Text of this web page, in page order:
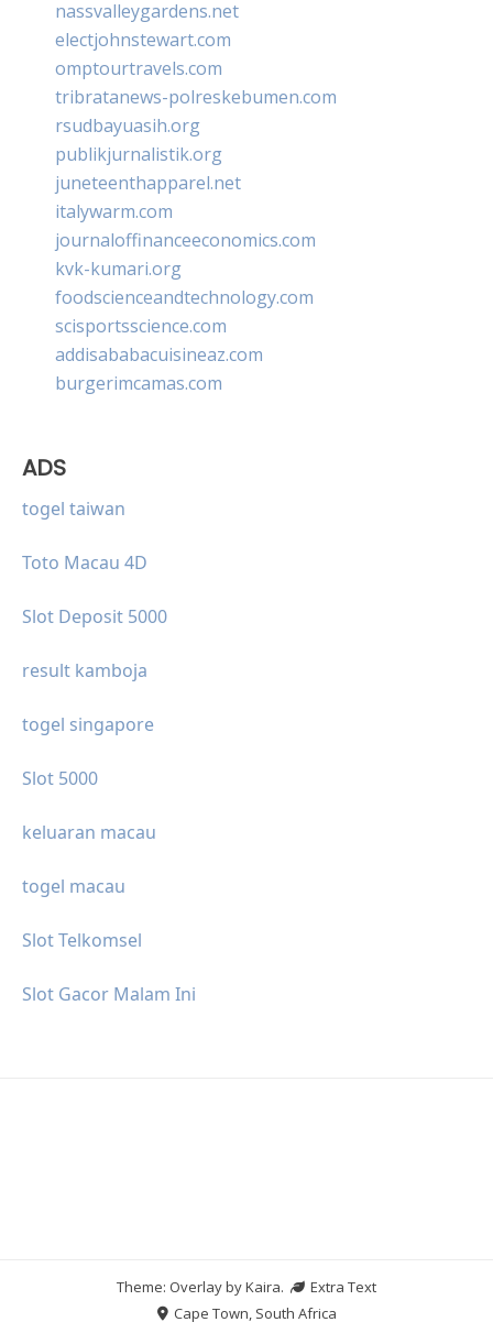
nassvalleygardens.net
electjohnstewart.com
omptourtravels.com
tribratanews-polreskebumen.com
rsudbayuasih.org
publikjurnalistik.org
juneteenthapparel.net
italywarm.com
journaloffinanceeconomics.com
kvk-kumari.org
foodscienceandtechnology.com
scisportsscience.com
addisababacuisineaz.com
burgerimcamas.com
ADS
togel taiwan
Toto Macau 4D
Slot Deposit 5000
result kamboja
togel singapore
Slot 5000
keluaran macau
togel macau
Slot Telkomsel
Slot Gacor Malam Ini
Theme: Overlay byKaira.
Extra Text
Cape Town, South Africa